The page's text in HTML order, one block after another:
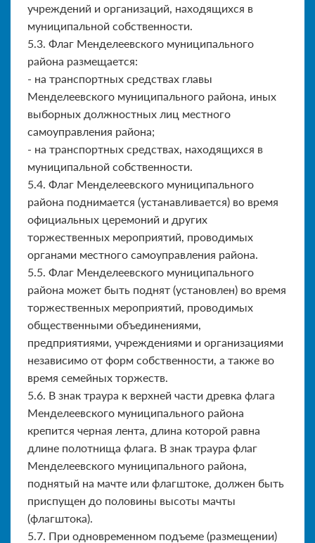
учреждений и организаций, находящихся в
муниципальной собственности.
5.3. Флаг Менделеевского муниципального
района размещается:
- на транспортных средствах главы
Менделеевского муници­пального района, иных
выборных должностных лиц местного
самоуправления района;
- на транспортных средствах, находящихся в
муниципальной собственности.
5.4. Флаг Менделеевского муниципального
района поднимается (устанавливается) во время
официальных церемоний и других
торжественных мероприятий, проводимых
органами местного са­моуправления района.
5.5. Флаг Менделеевского муниципального
района может быть поднят (установлен) во время
торжественных мероприятий, проводимых
общественными объединениями,
предприятиями, учреж­дениями и организациями
независимо от форм собственности, а также во
время семейных торжеств.
5.6. В знак траура к верхней части древка флага
Менделеевско­го муниципального района
крепится черная лента, длина которой равна
длине полотнища флага. В знак траура флаг
Менделеевского муниципального района,
поднятый на мачте или флагштоке, должен быть
приспущен до половины высоты мачты
(флагштока).
5.7. При одновременном подъеме (размещении)